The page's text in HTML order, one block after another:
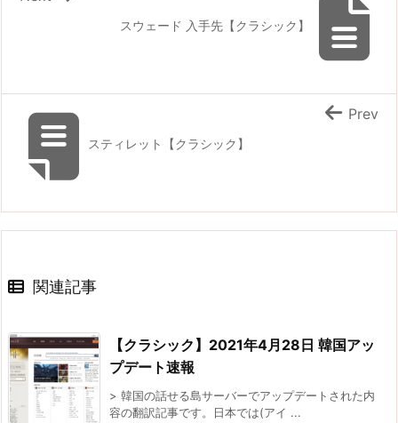
スウェード 入手先【クラシック】
スティレット【クラシック】
Prev
関連記事
【クラシック】2021年4月28日 韓国アッ
プデート速報
> 韓国の話せる島サーバーでアップデートされた内
容の翻訳記事です。日本では(アイ ...